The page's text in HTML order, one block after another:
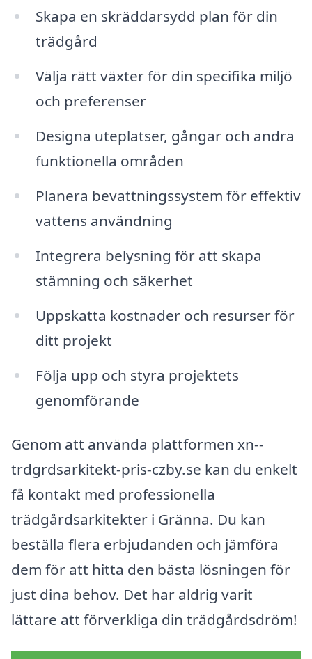
Skapa en skräddarsydd plan för din
trädgård
Välja rätt växter för din specifika miljö
och preferenser
Designa uteplatser, gångar och andra
funktionella områden
Planera bevattningssystem för effektiv
vattens användning
Integrera belysning för att skapa
stämning och säkerhet
Uppskatta kostnader och resurser för
ditt projekt
Följa upp och styra projektets
genomförande
Genom att använda plattformen xn--
trdgrdsarkitekt-pris-czby.se kan du enkelt
få kontakt med professionella
trädgårdsarkitekter i Gränna. Du kan
beställa flera erbjudanden och jämföra
dem för att hitta den bästa lösningen för
just dina behov. Det har aldrig varit
lättare att förverkliga din trädgårdsdröm!